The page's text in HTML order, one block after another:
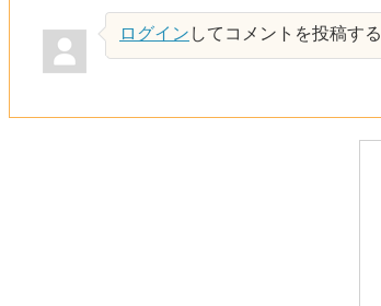
ログイン してコメントを投稿する